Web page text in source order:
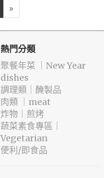
»
熱門分類
️聚餐年菜 ｜New Year
dishes
️調理類｜醃製品
肉類 ｜meat
️炸物｜煎烤
蔬菜素食專區｜
Vegetarian
便利/即食品